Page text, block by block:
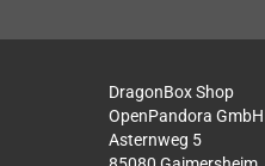
DragonBox Shop
OpenPandora GmbH
Asternweg 5